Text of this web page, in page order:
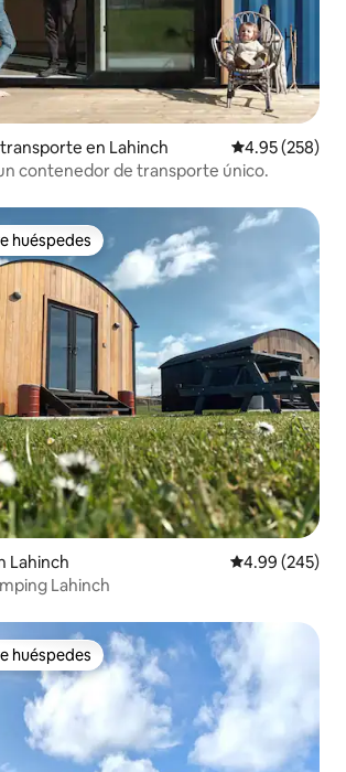
en Lahinch Calificación
4.95 (258)
contenedor de transporte único.
preferido
huéspedes
Lahinch Calificación
4.99 (245)
Lahinch
preferido
huéspedes